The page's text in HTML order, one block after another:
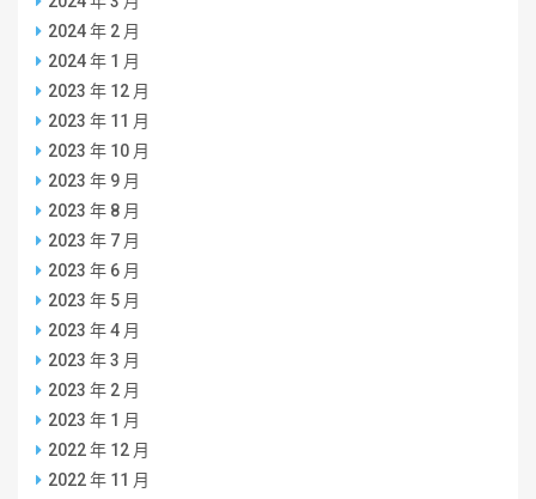
2024 年 2 月
2024 年 1 月
2023 年 12 月
2023 年 11 月
2023 年 10 月
2023 年 9 月
2023 年 8 月
2023 年 7 月
2023 年 6 月
2023 年 5 月
2023 年 4 月
2023 年 3 月
2023 年 2 月
2023 年 1 月
2022 年 12 月
2022 年 11 月